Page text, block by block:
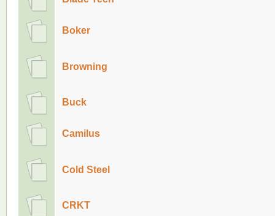
Boker
Browning
Buck
Camilus
Cold Steel
CRKT